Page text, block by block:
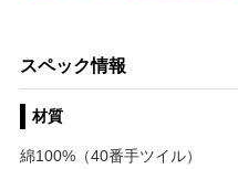
スペック情報
材質
綿100%（40番手ツイル）